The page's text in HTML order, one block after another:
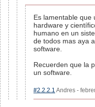
Es lamentable que
hardware y
humano en un
de todos mas aya
software.
Recuerden que la
un software.
#2.2.2.1 Andres -